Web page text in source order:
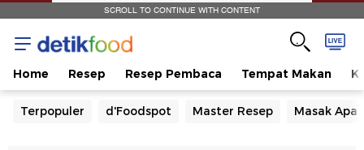
SCROLL TO CONTINUE WITH CONTENT
Home Resep Resep Pembaca Tempat Makan
Terpopuler d'Foodspot Master Resep Masak Apa